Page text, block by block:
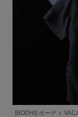
[BODHI] ボーディ